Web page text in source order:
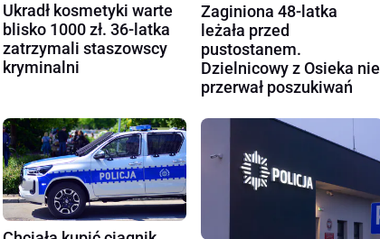
Ukradł kosmetyki warte
blisko 1000 zł. 36-latka
zatrzymali staszowscy
kryminalni
Zaginiona 48-latka
leżała przed
pustostanem.
Dzielnicowy z Osieka nie
przerwał poszukiwań